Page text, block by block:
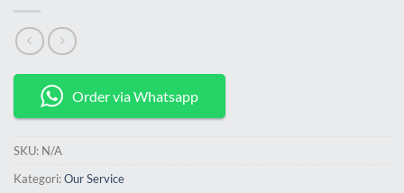
Order via Whatsapp
SKU: N/A
Kategori:Our Service